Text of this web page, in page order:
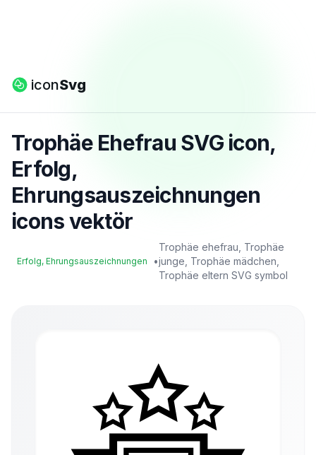
iconSvg
Trophäe Ehefrau SVG icon,
Erfolg,
Ehrungsauszeichnungen
icons vektör
Erfolg, Ehrungsauszeichnungen •
Trophäe ehefrau, Trophäe
junge, Trophäe mädchen,
Trophäe eltern SVG symbol